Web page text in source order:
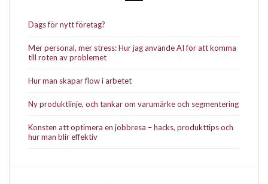
Dags för nytt företag?
Mer personal, mer stress: Hur jag använde AI för att komma
till roten av problemet
Hur man skapar flow i arbetet
Ny produktlinje, och tankar om varumärke och segmentering
Konsten att optimera en jobbresa – hacks, produkttips och
hur man blir effektiv